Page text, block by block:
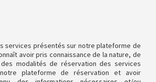
services présentés sur notre plateforme de
avoir pris connaissance de la nature, de
modalités de réservation des services
plateforme de réservation et avoir